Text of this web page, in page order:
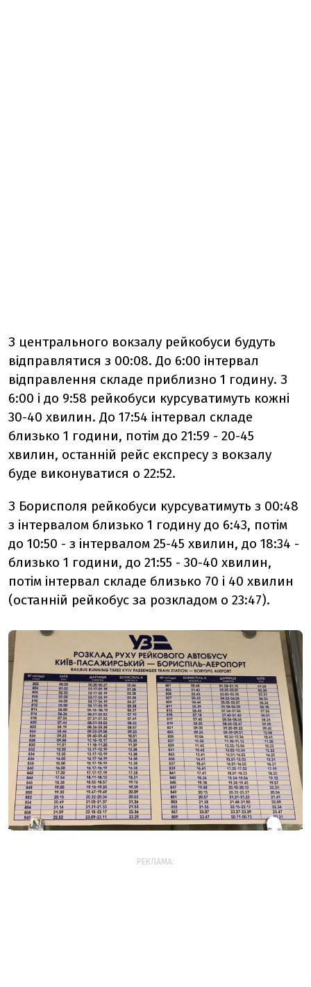
З центрального вокзалу рейкобуси будуть
відправлятися з 00:08. До 6:00 інтервал
відправлення складе приблизно 1 годину. З
6:00 і до 9:58 рейкобуси курсуватимуть кожні
30-40 хвилин. До 17:54 інтервал складе
близько 1 години, потім до 21:59 - 20-45
хвилин, останній рейс експресу з вокзалу
буде виконуватися о 22:52.
З Борисполя рейкобуси курсуватимуть з 00:48
з інтервалом близько 1 годину до 6:43, потім
до 10:50 - з інтервалом 25-45 хвилин, до 18:34 -
близько 1 години, до 21:55 - 30-40 хвилин,
потім інтервал складе близько 70 і 40 хвилин
(останній рейкобус за розкладом о 23:47).
РЕКЛАМА: